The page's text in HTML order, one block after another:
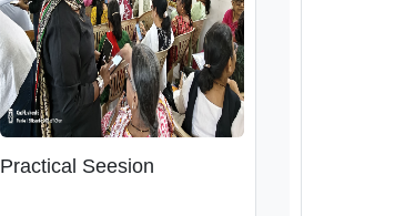
Practical Seesion